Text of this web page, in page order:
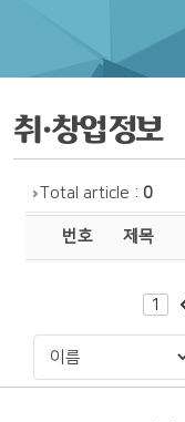
취·창업 정보
Total article : 0
번호 제목
1